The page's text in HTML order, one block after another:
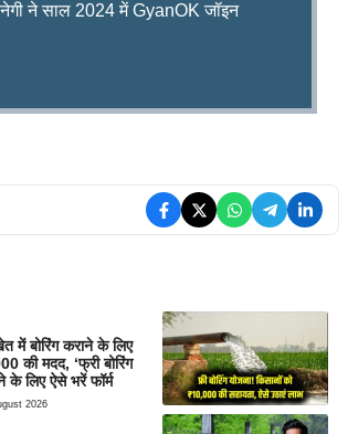
नेगी ने साल 2024 में GyanOK जॉइन
में बोरिंग कराने के लिए
की मदद, ‘फ्री बोरिंग
के लिए ऐसे भरें फॉर्म
2026